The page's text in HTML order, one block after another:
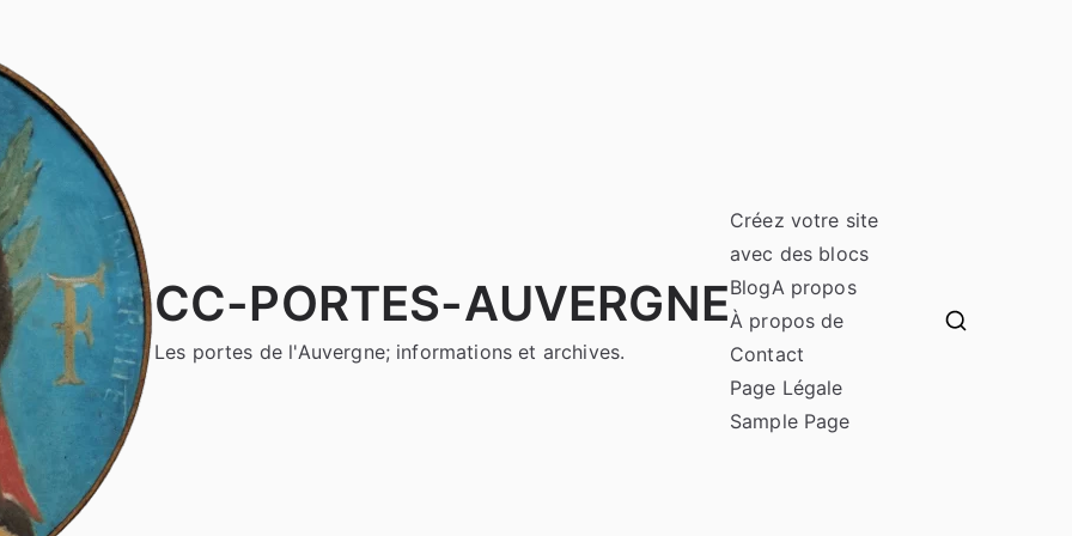
CC-PORTES-AUVERGNE
Les portes de l'Auvergne; informations et archives.
Créez votre site
avec des blocs
BlogA propos
À propos de
Contact
Page Légale
Sample Page